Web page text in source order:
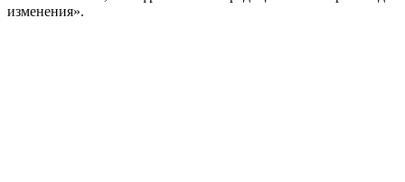
изменения».